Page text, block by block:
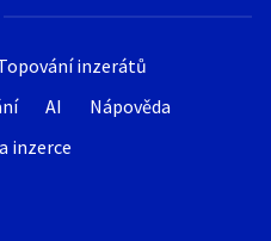
inzerátů
AI
Nápověda
inzerce